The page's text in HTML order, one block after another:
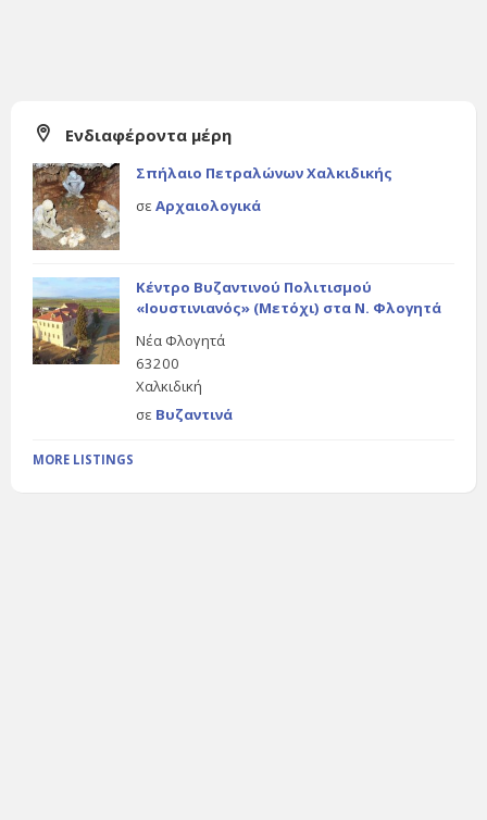
Ενδιαφέροντα μέρη
Σπήλαιο Πετραλώνων Χαλκιδικής
σε Αρχαιολογικά
Κέντρο Βυζαντινού Πολιτισμού
«Ιουστινιανός» (Μετόχι) στα Ν. Φλογητά
Νέα Φλογητά
63200
Χαλκιδική
σε Βυζαντινά
MORE LISTINGS